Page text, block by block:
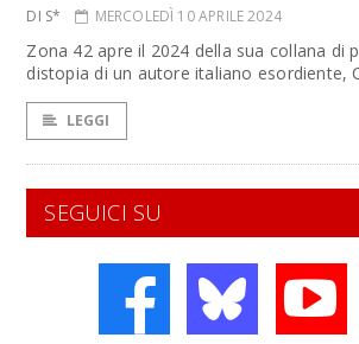
DI S* MERCOLEDÌ 10 APRILE 2024
Zona 42 apre il 2024 della sua collana di
distopia di un autore italiano esordiente,
LEGGI
SEGUICI SU